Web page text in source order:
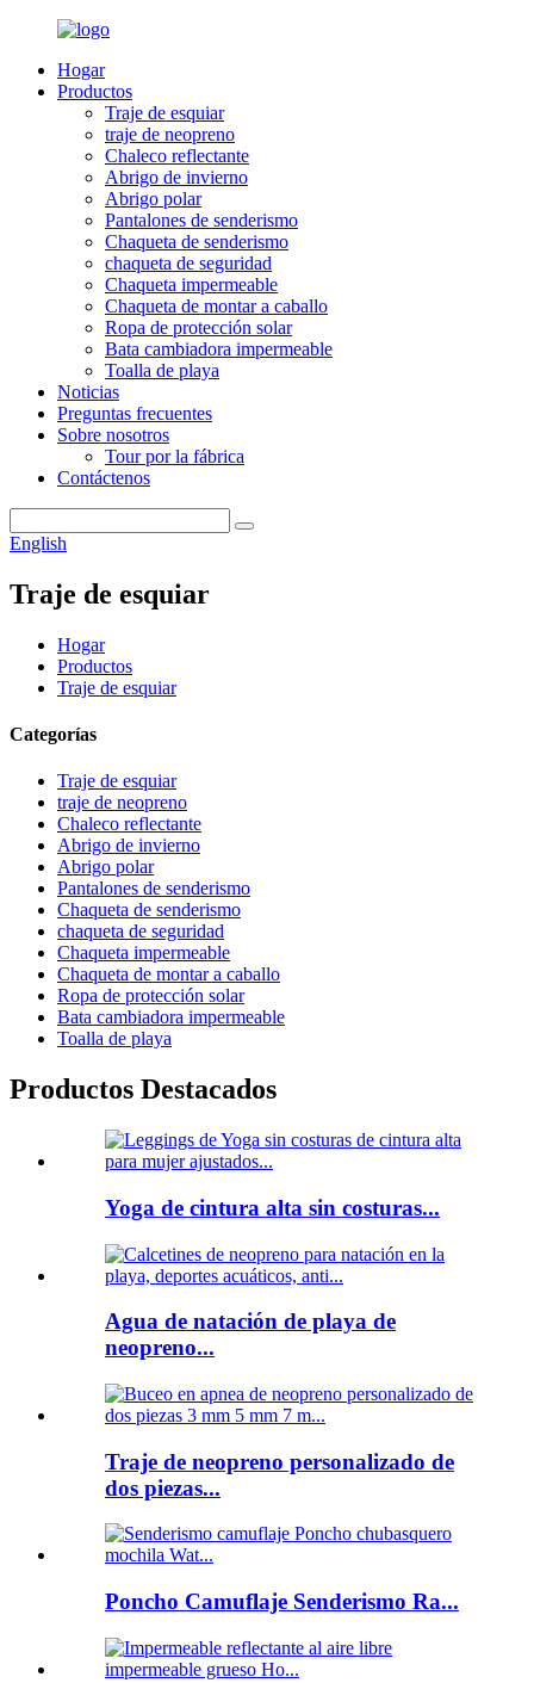
Hogar
Productos
Traje de esquiar
traje de neopreno
Chaleco reflectante
Abrigo de invierno
Abrigo polar
Pantalones de senderismo
Chaqueta de senderismo
chaqueta de seguridad
Chaqueta impermeable
Chaqueta de montar a caballo
Ropa de protección solar
Bata cambiadora impermeable
Toalla de playa
Noticias
Preguntas frecuentes
Sobre nosotros
Tour por la fábrica
Contáctenos
English
Traje de esquiar
Hogar
Productos
Traje de esquiar
Categorías
Traje de esquiar
traje de neopreno
Chaleco reflectante
Abrigo de invierno
Abrigo polar
Pantalones de senderismo
Chaqueta de senderismo
chaqueta de seguridad
Chaqueta impermeable
Chaqueta de montar a caballo
Ropa de protección solar
Bata cambiadora impermeable
Toalla de playa
Productos Destacados
Yoga de cintura alta sin costuras...
Agua de natación de playa de
neopreno...
Traje de neopreno personalizado de
dos piezas...
Poncho Camuflaje Senderismo Ra...